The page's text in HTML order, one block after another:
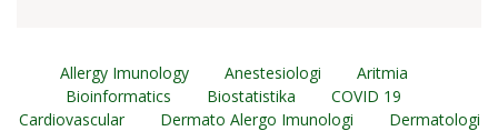
Allergy Imunology Anestesiologi
Aritmia
Bioinformatics
Biostatistika
COVID 19
Cardiovascular
Dermato Alergo Imunologi
Dermatologi